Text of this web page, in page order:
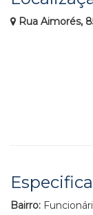
Rua Aimorés,
Bairro: